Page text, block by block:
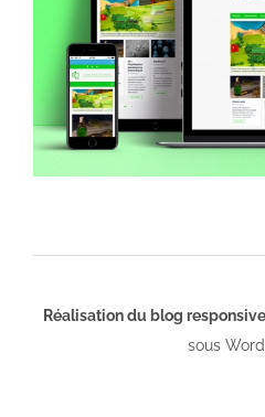
Réalisation du blog responsive
sous